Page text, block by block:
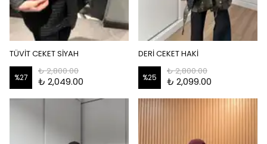
TÜVİT CEKET SİYAH
%27
₺ 2,800.00
₺ 2,049.00
DERİ CEKET HAKİ
%25
₺ 2,800.00
₺ 2,099.00